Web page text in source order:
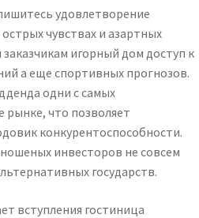
удовлетворение
чувствах и азартных
игорный дом доступ к
а еще спортивных прогнозов.
одни с самых
рынке, что позволяет
конкурентоспособности.
инвесторов не совсем
государств.
вступления гостиница